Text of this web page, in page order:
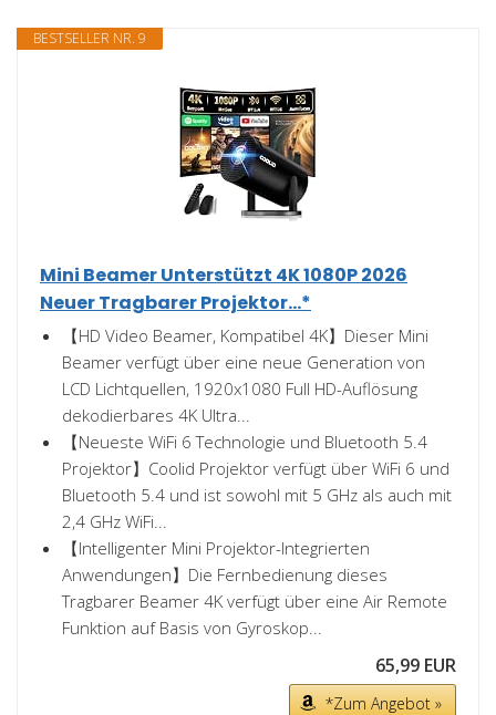
BESTSELLER NR. 9
Mini Beamer Unterstützt 4K 1080P 2026
Neuer Tragbarer Projektor...*
【HD Video Beamer, Kompatibel 4K】Dieser Mini
Beamer verfügt über eine neue Generation von
LCD Lichtquellen, 1920x1080 Full HD-Auflösung
dekodierbares 4K Ultra...
【Neueste WiFi 6 Technologie und Bluetooth 5.4
Projektor】Coolid Projektor verfügt über WiFi 6 und
Bluetooth 5.4 und ist sowohl mit 5 GHz als auch mit
2,4 GHz WiFi...
【Intelligenter Mini Projektor-Integrierten
Anwendungen】Die Fernbedienung dieses
Tragbarer Beamer 4K verfügt über eine Air Remote
Funktion auf Basis von Gyroskop...
65,99 EUR
*Zum Angebot »